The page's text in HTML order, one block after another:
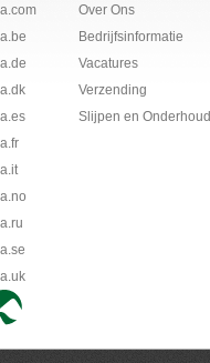
Over Ons
Bedrijfsinformatie
Vacatures
Verzending
Slijpen en Onderhoud